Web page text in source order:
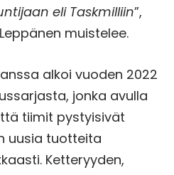
eli Taskmilliin”,
muistelee.
alkoi vuoden 2022
jonka avulla
tiimit pystyisivät
uusia tuotteita
Ketteryyden,